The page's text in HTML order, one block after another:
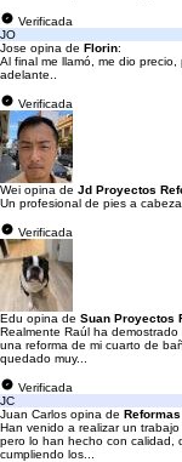
Verificada
JO
Jose opina de Florin:
Al final me llamó, me dio
adelante..
Verificada
Wei opina de Jd Proyectos
Un profesional de pies a
Verificada
Edu opina de Suan Proyectos
Realmente Raúl ha
una reforma de mi cuarto de
quedado muy...
Verificada
JC
Juan Carlos opina de Reformas
Han venido a realizar un
pero lo han hecho con calidad,
cumpliendo los...